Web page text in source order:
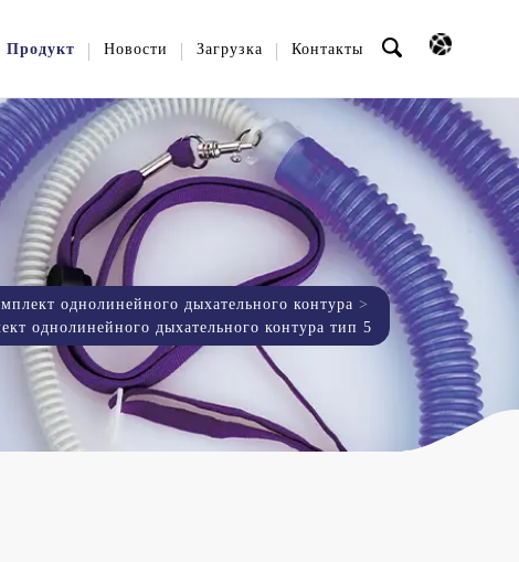
Продукт Новости Загрузка Контакты
однолинейного дыхательного контура
однолинейного дыхательного контура тип 5